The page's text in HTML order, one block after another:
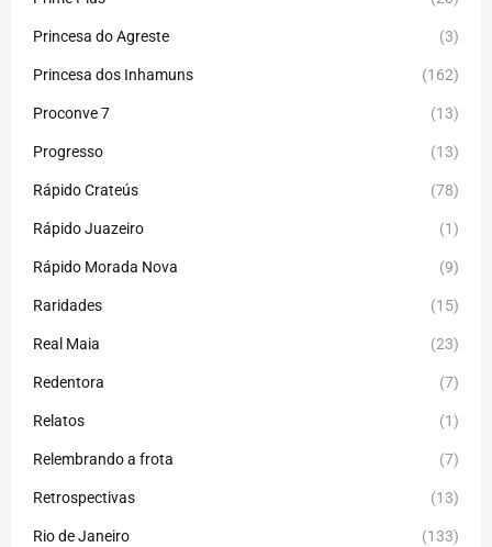
Princesa do Agreste (3)
Princesa dos Inhamuns (162)
Proconve 7 (13)
Progresso (13)
Rápido Crateús (78)
Rápido Juazeiro (1)
Rápido Morada Nova (9)
Raridades (15)
Real Maia (23)
Redentora (7)
Relatos (1)
Relembrando a frota (7)
Retrospectivas (13)
Rio de Janeiro (133)